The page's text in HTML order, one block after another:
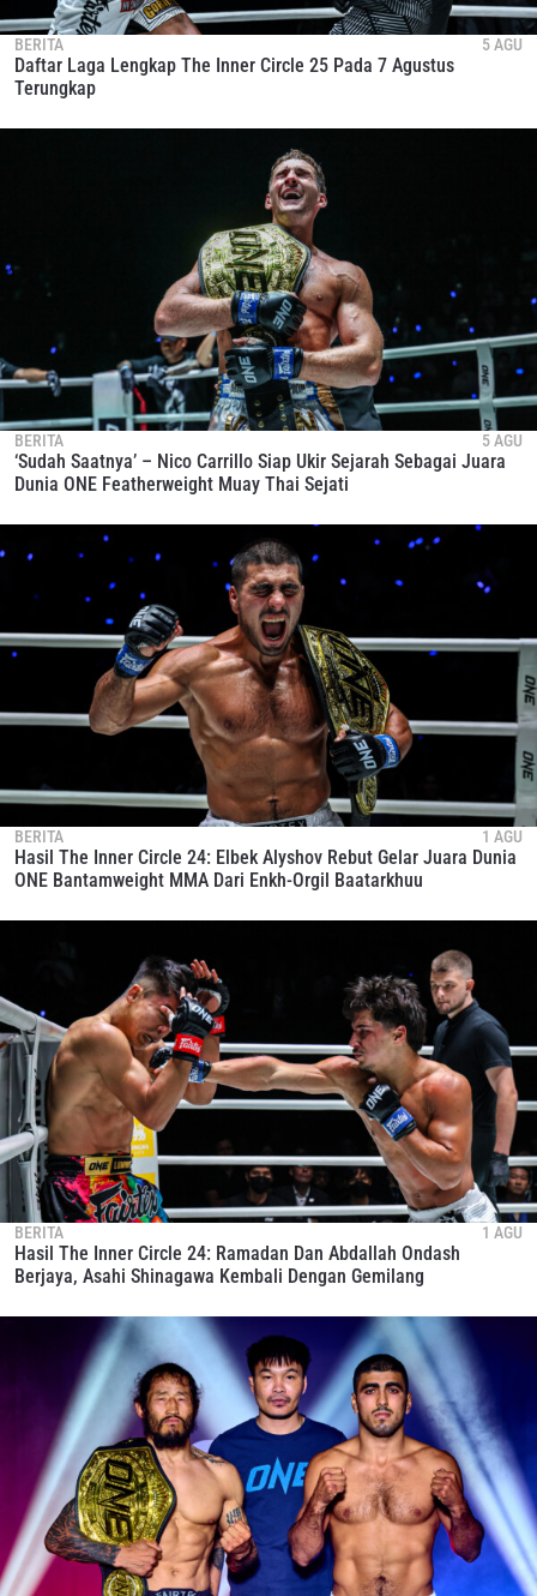
BERITA 5 AGU
Daftar Laga Lengkap The Inner Circle 25 Pada 7 Agustus
Terungkap
BERITA 5 AGU
‘Sudah Saatnya’ – Nico Carrillo Siap Ukir Sejarah Sebagai Juara
Dunia ONE Featherweight Muay Thai Sejati
BERITA 1 AGU
Hasil The Inner Circle 24: Elbek Alyshov Rebut Gelar Juara Dunia
ONE Bantamweight MMA Dari Enkh-Orgil Baatarkhuu
BERITA 1 AGU
Hasil The Inner Circle 24: Ramadan Dan Abdallah Ondash
Berjaya, Asahi Shinagawa Kembali Dengan Gemilang